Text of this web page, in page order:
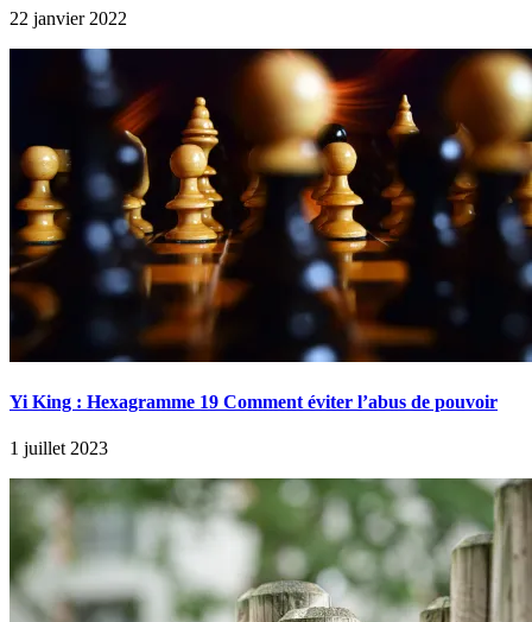
22 janvier 2022
Yi King : Hexagramme 19 Comment éviter l’abus de pouvoir
1 juillet 2023